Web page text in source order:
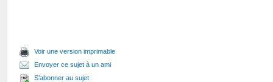
Voir une version imprimable
Envoyer ce sujet à un ami
S’abonner au sujet